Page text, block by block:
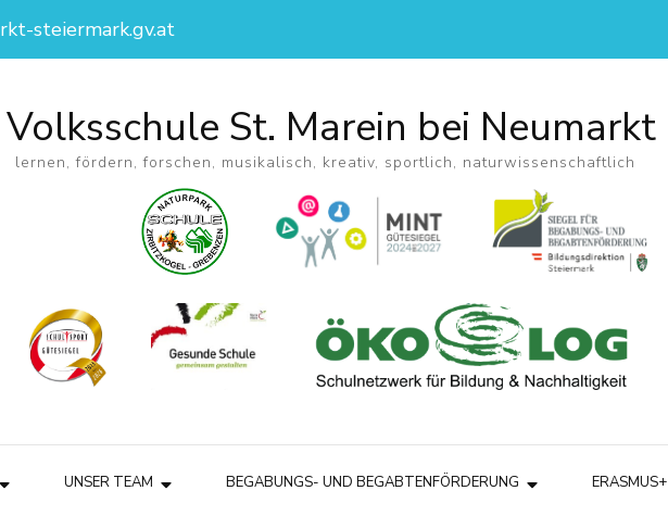
steiermark.gv.at
Volksschule St. Marein bei Neumarkt
lernen, fördern, forschen, musikalisch, kreativ, sportlich, naturwissenschaftlich
UNSER TEAM BEGABUNGS- UND BEGABTENFÖRDERUNG ERASMUS+